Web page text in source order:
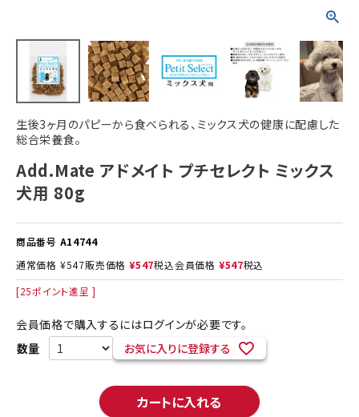
生後3ヶ月のパピーから食べられる、ミックス犬の健康に配慮した
総合栄養食。
Add.Mate アドメイト プチセレクト ミックス
犬用 80g
商品番号 A14744
通常価格 ¥547販売価格 ¥547税込会員価格 ¥547税込
[25ポイント進呈 ]
会員価格で購入するにはログインが必要です。
お気に入りに登録する
カートに入れる